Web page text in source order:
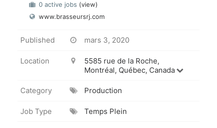
0 active jobs (view)
www.brasseursrj.com
Published mars 3, 2020
Location
5585 rue de la Roche,
Montréal, Québec, Canada
Category Production
Job Type Temps Plein